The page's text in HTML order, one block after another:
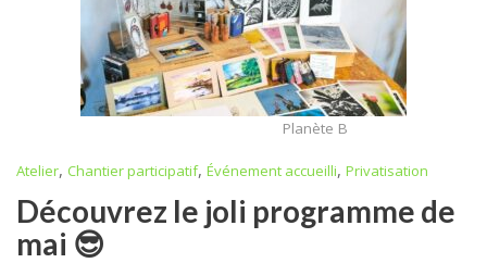
Planète B
Atelier, Chantier participatif, Événement accueilli, Privatisation
Découvrez le joli programme de
mai 😎